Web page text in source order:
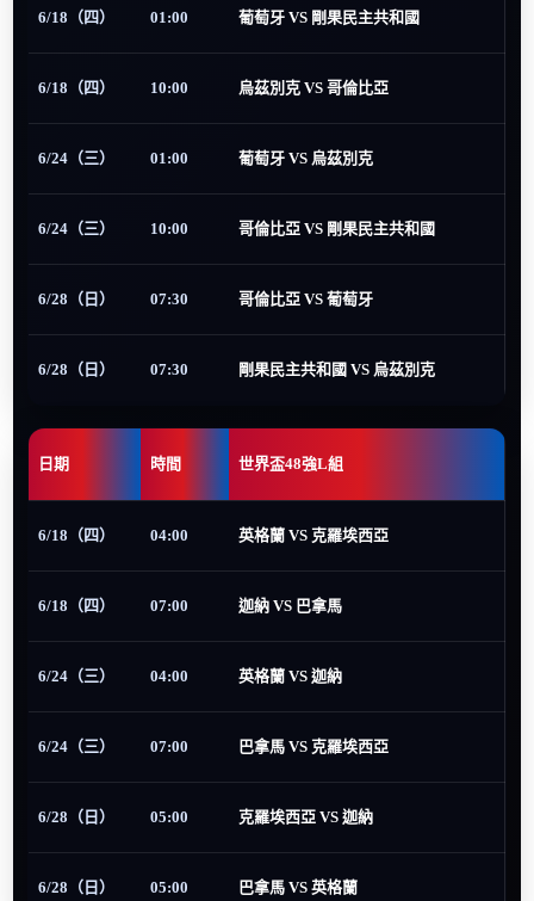
6/18（四） 01:00 葡萄牙 VS 剛果民主共和國
6/18（四） 10:00 烏茲別克 VS 哥倫比亞
6/24（三） 01:00 葡萄牙 VS 烏茲別克
6/24（三） 10:00 哥倫比亞 VS 剛果民主共和國
6/28（日） 07:30 哥倫比亞 VS 葡萄牙
6/28（日） 07:30 剛果民主共和國 VS 烏茲別克
日期 時間 世界盃48強L組
6/18（四） 04:00 英格蘭 VS 克羅埃西亞
6/18（四） 07:00 迦納 VS 巴拿馬
6/24（三） 04:00 英格蘭 VS 迦納
6/24（三） 07:00 巴拿馬 VS 克羅埃西亞
6/28（日） 05:00 克羅埃西亞 VS 迦納
6/28（日） 05:00 巴拿馬 VS 英格蘭